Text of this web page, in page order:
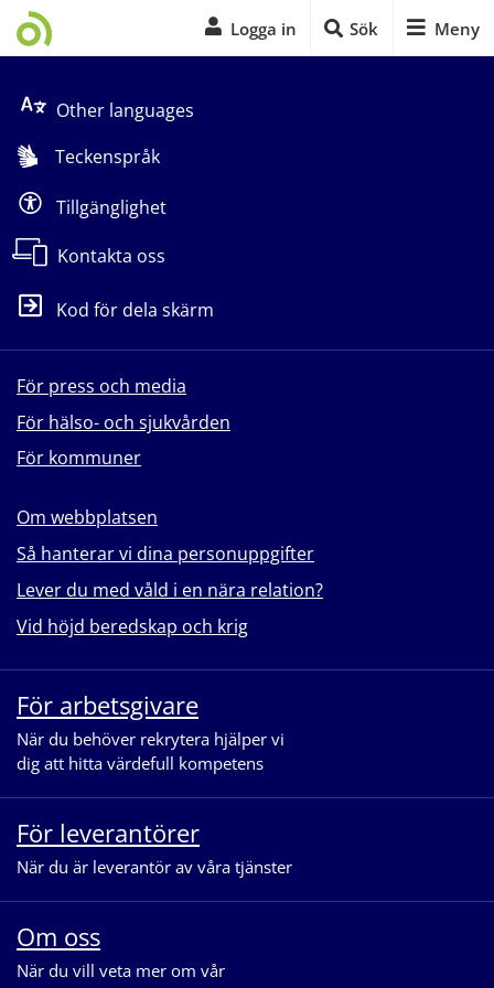
Logga in Sök Meny
Other languages
Teckenspråk
Tillgänglighet
Kontakta oss
Kod för dela skärm
För press och media
För hälso- och sjukvården
För kommuner
Om webbplatsen
Så hanterar vi dina personuppgifter
Lever du med våld i en nära relation?
Vid höjd beredskap och krig
För arbetsgivare
När du behöver rekrytera hjälper vi
dig att hitta värdefull kompetens
För leverantörer
När du är leverantör av våra tjänster
Om oss
När du vill veta mer om vår